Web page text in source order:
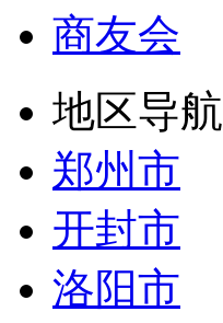
商友会
地区导航
郑州市
开封市
洛阳市